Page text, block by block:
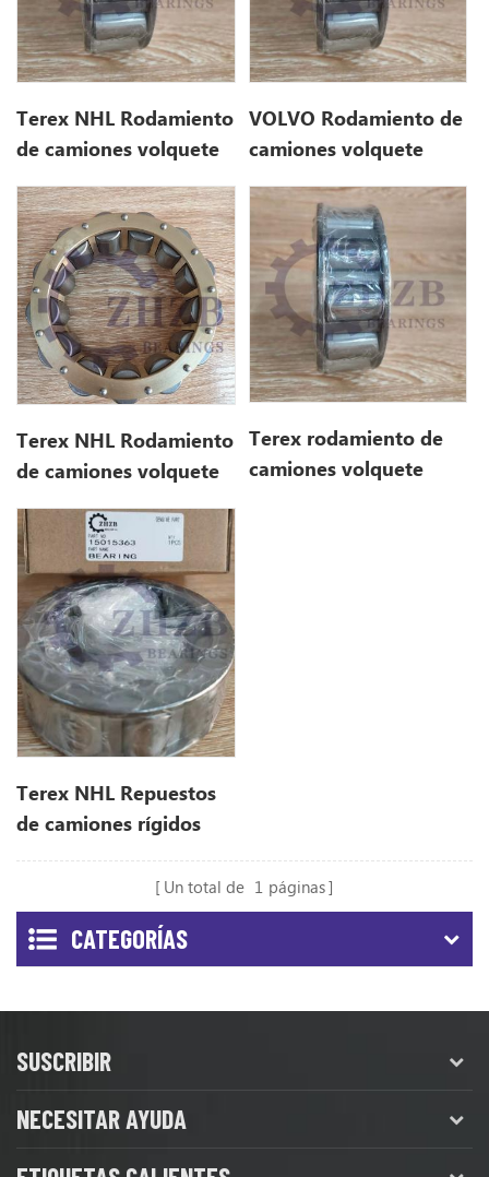
Terex NHL Rodamiento
de camiones volquete
VOLVO Rodamiento de
camiones volquete
Terex NHL Rodamiento
de camiones volquete
Terex rodamiento de
camiones volquete
Terex NHL Repuestos
de camiones rígidos
15015363 para TR100
Un total de 1 páginas
CATEGORÍAS
SUSCRIBIR
NECESITAR AYUDA